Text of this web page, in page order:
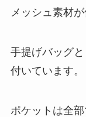
メッシュ素材
手提げバッグ
付いています。
ポケットは全